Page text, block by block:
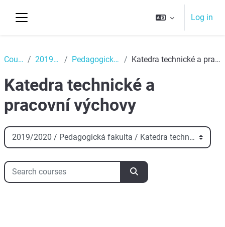
Log in
Courses 2019/2020 Pedagogická fakulta Katedra technické a pracovní výchovy
Katedra technické a
pracovní výchovy
Course categories
Search courses
Search courses